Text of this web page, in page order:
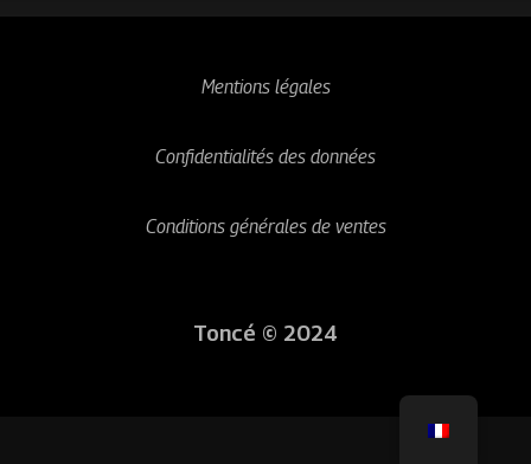
Mentions légales
Confidentialités des données
Conditions générales de ventes
Toncé © 2024